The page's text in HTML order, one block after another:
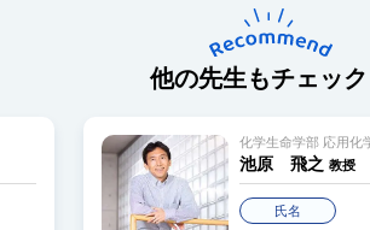
他の先生もチェック
化学生命学部 応用化学
池原 飛之教授
氏名